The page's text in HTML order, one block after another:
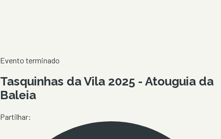
Evento terminado
Tasquinhas da Vila 2025 - Atouguia da
Baleia
Partilhar: